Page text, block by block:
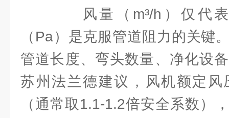
风量（m³/h）仅代表
（Pa）是克服管道阻力的关键
管道长度、弯头数量、净化设
苏州法兰德建议，风机额定风
（通常取1.1-1.2倍安全系数）